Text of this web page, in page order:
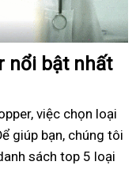
nổi bật nhất
việc chọn loại
giúp bạn, chúng tôi
sách top 5 loại